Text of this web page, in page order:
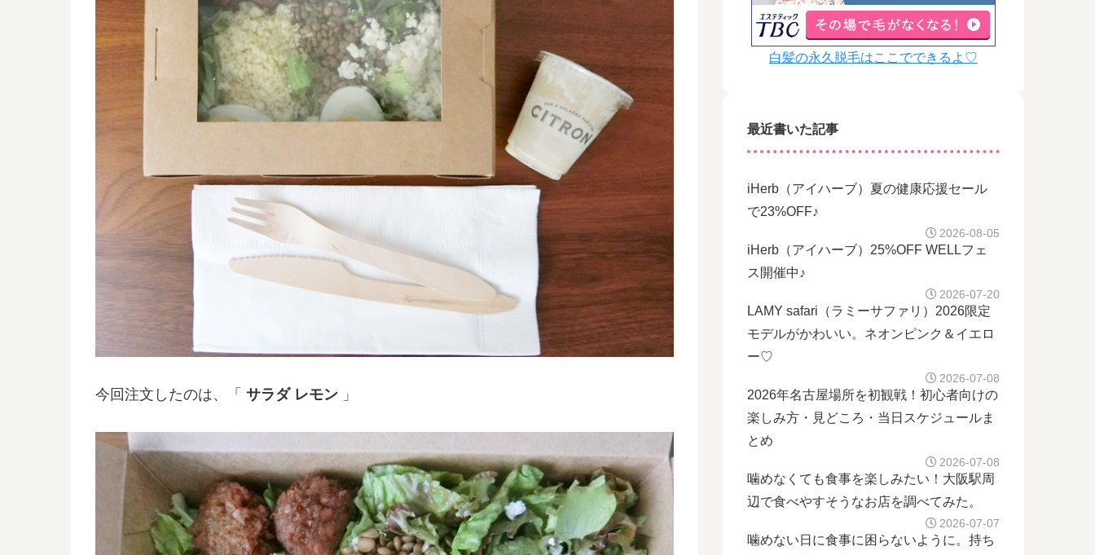
今回注文したのは、「 サラダ レモン 」
白髪の永久脱毛はここでできるよ♡
最近書いた記事
iHerb（アイハーブ）夏の健康応援セール
で23%OFF♪
2026-08-05
iHerb（アイハーブ）25%OFF WELLフェ
ス開催中♪
2026-07-20
LAMY safari（ラミーサファリ）2026限定
モデルがかわいい。ネオンピンク＆イエロ
ー♡
2026-07-08
2026年名古屋場所を初観戦！初心者向けの
楽しみ方・見どころ・当日スケジュールま
とめ
2026-07-08
噛めなくても食事を楽しみたい！大阪駅周
辺で食べやすそうなお店を調べてみた。
2026-07-07
噛めない日に食事に困らないように。持ち